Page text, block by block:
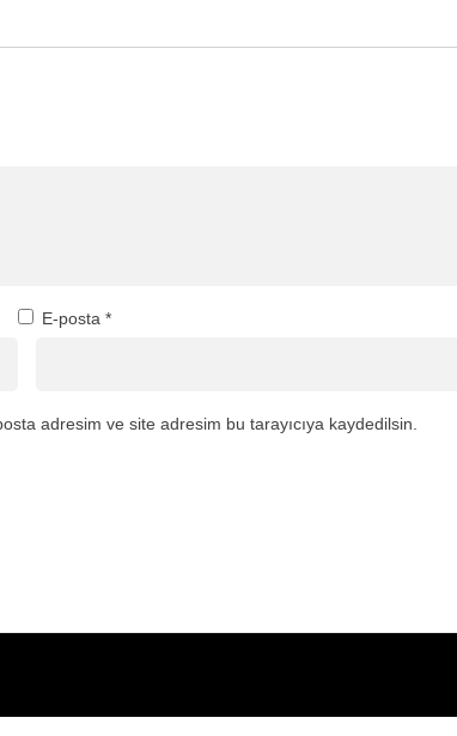
E-posta *
adresim ve site adresim bu tarayıcıya kaydedilsin.